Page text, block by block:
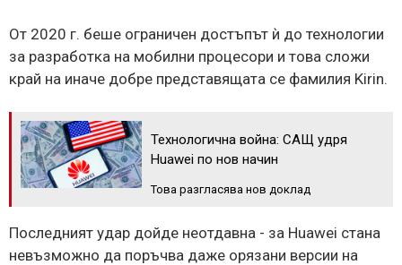
От 2020 г. беше ограничен достъпът ѝ до технологии
за разработка на мобилни процесори и това сложи
край на иначе добре представящата се фамилия Kirin.
Технологична война: САЩ удря
Huawei по нов начин
Това разгласява нов доклад
Последният удар дойде неотдавна - за Huawei стана
невъзможно да поръчва даже орязани версии на